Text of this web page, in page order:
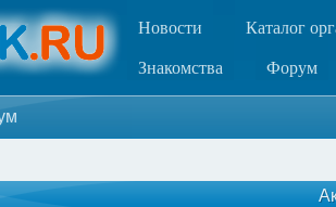
Новости Каталог
Знакомства Форум